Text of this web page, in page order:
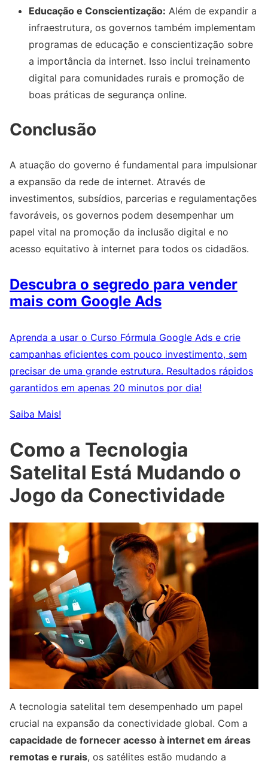
Educação e Conscientização: Além de expandir a
infraestrutura, os governos também implementam
programas de educação e conscientização sobre
a importância da internet. Isso inclui treinamento
digital para comunidades rurais e promoção de
boas práticas de segurança online.
Conclusão
A atuação do governo é fundamental para impulsionar
a expansão da rede de internet. Através de
investimentos, subsídios, parcerias e regulamentações
favoráveis, os governos podem desempenhar um
papel vital na promoção da inclusão digital e no
acesso equitativo à internet para todos os cidadãos.
Descubra o segredo para vender
mais com Google Ads
Aprenda a usar o Curso Fórmula Google Ads e crie
campanhas eficientes com pouco investimento, sem
precisar de uma grande estrutura. Resultados rápidos
garantidos em apenas 20 minutos por dia!
Saiba Mais!
Como a Tecnologia
Satelital Está Mudando o
Jogo da Conectividade
A tecnologia satelital tem desempenhado um papel
crucial na expansão da conectividade global. Com a
capacidade de fornecer acesso à internet em áreas
remotas e rurais, os satélites estão mudando a